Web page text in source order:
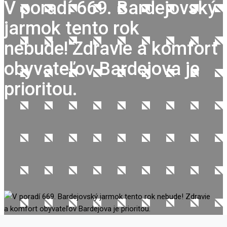
V poradí 669. Bardejovský
jarmok tento rok
nebude! Zdravie a komfort
obyvateľov Bardejova je
prioritou.